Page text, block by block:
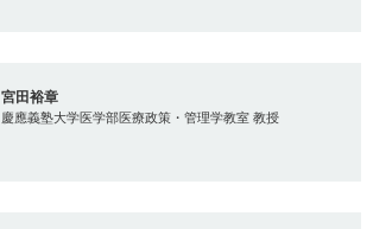
宮田裕章
慶應義塾大学医学部医療政策・管理学教室 教授